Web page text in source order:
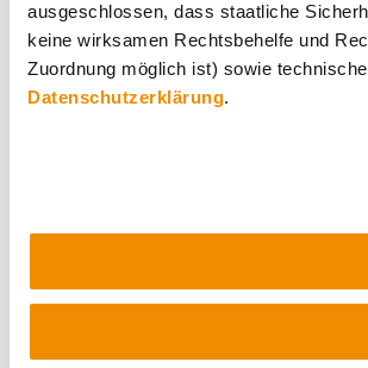
ausgeschlossen, dass staatliche
keine wirksamen Rechtsbehelfe und
Zuordnung möglich ist) sowie
Datenschutzerklärung.